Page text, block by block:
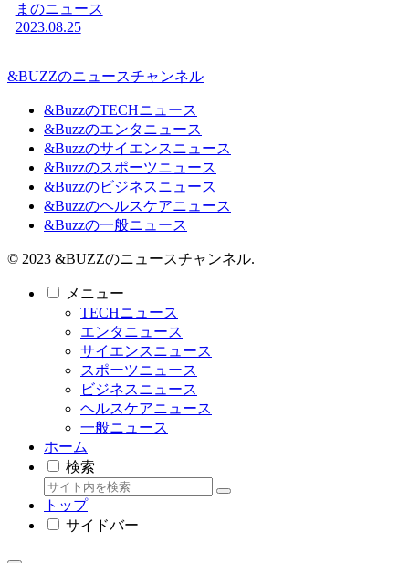
まのニュース
2023.08.25
&BUZZのニュースチャンネル
&BuzzのTECHニュース
&Buzzのエンタニュース
&Buzzのサイエンスニュース
&Buzzのスポーツニュース
&Buzzのビジネスニュース
&Buzzのヘルスケアニュース
&Buzzの一般ニュース
© 2023 &BUZZのニュースチャンネル.
メニュー
TECHニュース
エンタニュース
サイエンスニュース
スポーツニュース
ビジネスニュース
ヘルスケアニュース
一般ニュース
ホーム
検索
トップ
サイドバー